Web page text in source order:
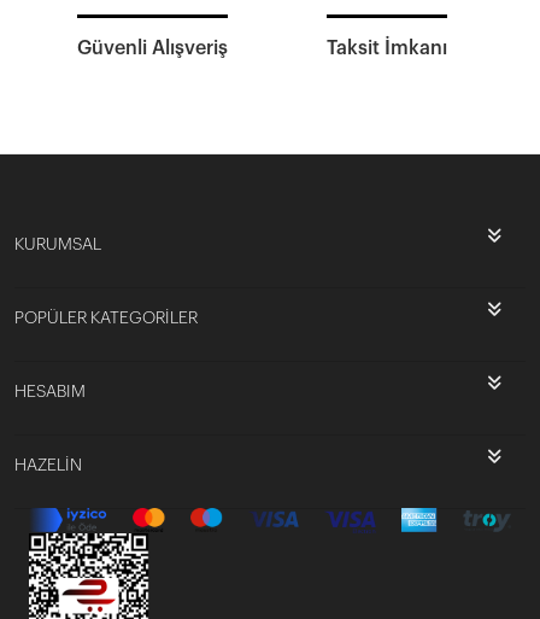
Güvenli Alışveriş Taksit İmkanı
KURUMSAL
POPÜLER KATEGORİLER
HESABIM
HAZELİN